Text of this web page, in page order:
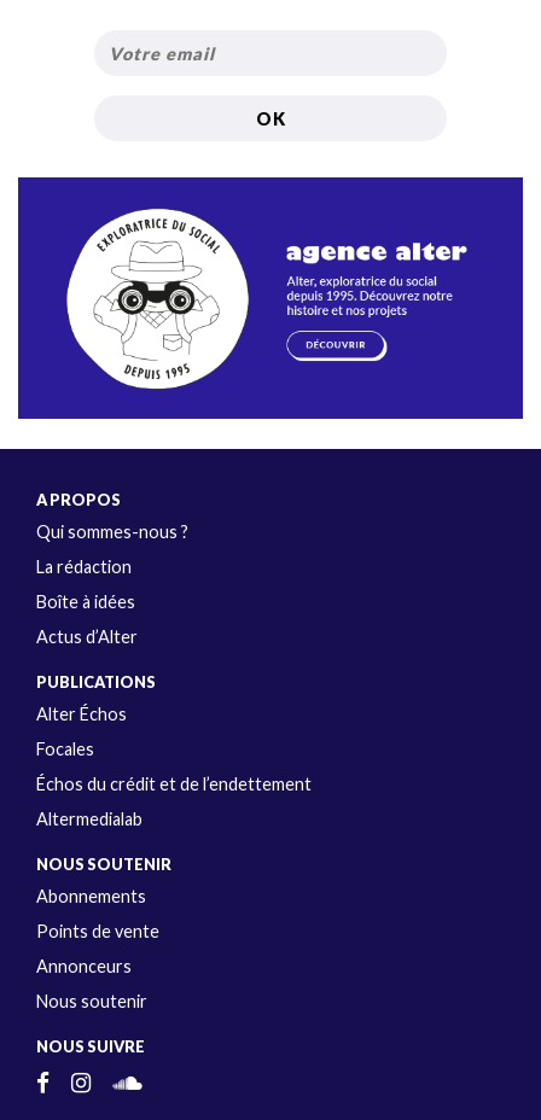
A PROPOS
Qui sommes-nous ?
La rédaction
Boîte à idées
Actus d’Alter
PUBLICATIONS
Alter Échos
Focales
Échos du crédit et de l’endettement
Altermedialab
NOUS SOUTENIR
Abonnements
Points de vente
Annonceurs
Nous soutenir
NOUS SUIVRE